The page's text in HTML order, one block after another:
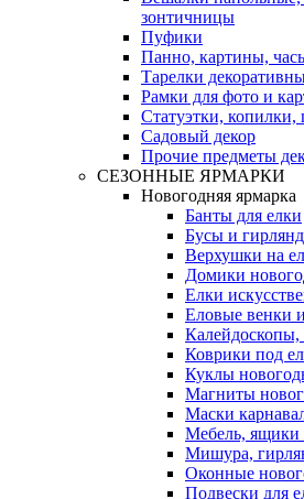
зонтичницы
Пуфики
Панно, картины,
Тарелки
Рамки для фото и
Статуэтки, копилки,
Садовый декор
Прочие предметы
СЕЗОННЫЕ ЯРМАРКИ
Новогодняя ярмарка
Банты для елки
Бусы и
Верхушки на
Домики
Елки
Еловые венки
Коврики под
Куклы
Магниты
Маски
Мебель, ящики
Мишура,
Оконные
Подвески для